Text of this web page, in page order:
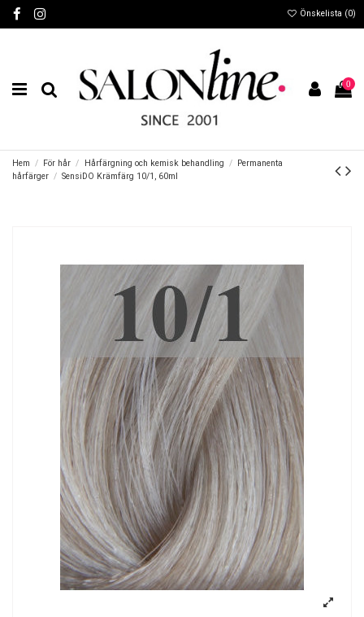
Önskelista (0)
0
Hem För hår Hårfärgning och kemisk behandling
Permanenta
hårfärger
SensiDO Krämfärg 10/1, 60ml